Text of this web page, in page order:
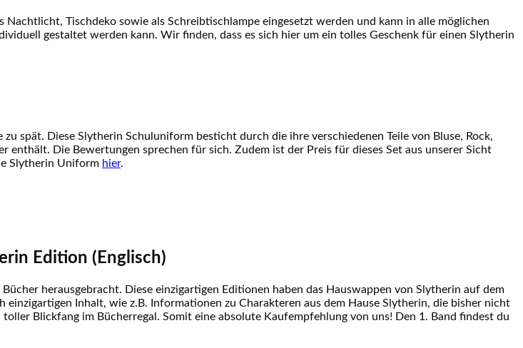
Nachtlicht, Tischdeko sowie als Schreibtischlampe eingesetzt werden und kann in alle möglichen
gestaltet werden kann. Wir finden, dass es sich hier um ein tolles Geschenk für einen Slytherin
spät. Diese Slytherin Schuluniform besticht durch die ihre verschiedenen Teile von Bluse, Rock,
enthält. Die Bewertungen sprechen für sich. Zudem ist der Preis für dieses Set aus unserer Sicht
Slytherin Uniform hier.
Edition (Englisch)
herausgebracht. Diese einzigartigen Editionen haben das Hauswappen von Slytherin auf dem
Inhalt, wie z.B. Informationen zu Charakteren aus dem Hause Slytherin, die bisher nicht
Blickfang im Bücherregal. Somit eine absolute Kaufempfehlung von uns! Den 1. Band findest du